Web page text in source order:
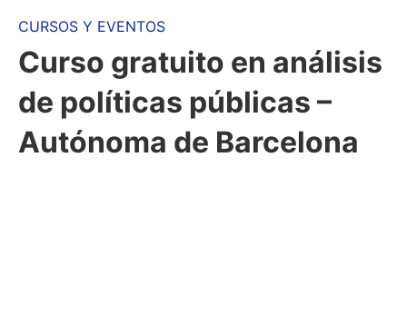
CURSOS Y EVENTOS
Curso gratuito en análisis
de políticas públicas –
Autónoma de Barcelona